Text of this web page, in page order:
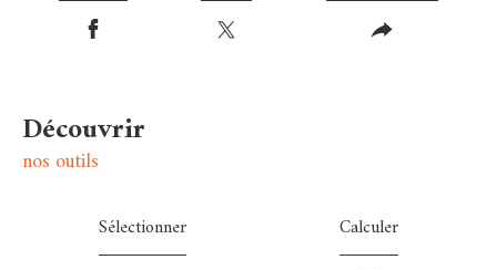
découvrir
nos outils
Sélectionner Calculer